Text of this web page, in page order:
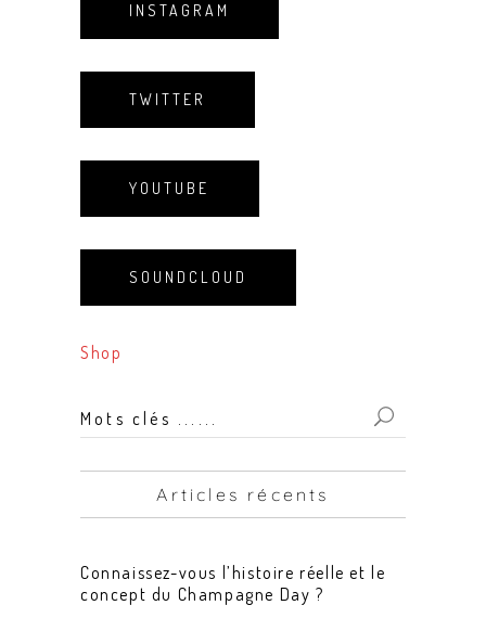
INSTAGRAM
TWITTER
YOUTUBE
SOUNDCLOUD
Shop
Mots
clés
...
Articles récents
Connaissez-vous l’histoire réelle et le
concept du Champagne Day ?